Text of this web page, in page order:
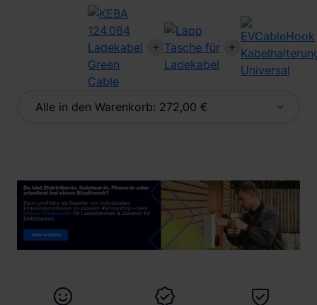
Alle in den Warenkorb: 272,00 €